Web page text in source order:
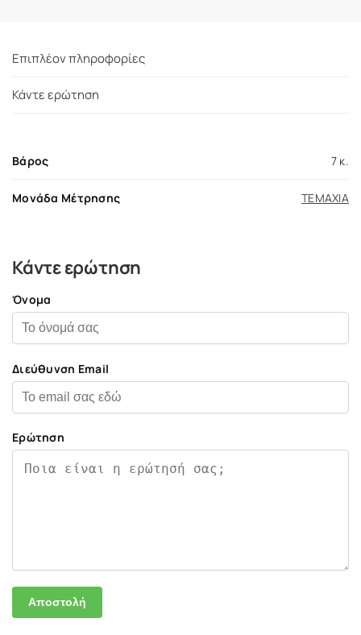
Επιπλέον πληροφορίες
Κάντε ερώτηση
Βάρος 7 κ.
Μονάδα Μέτρησης ΤΕΜΑΧΙΑ
Κάντε ερώτηση
Όνομα
Διεύθυνση Email
Ερώτηση